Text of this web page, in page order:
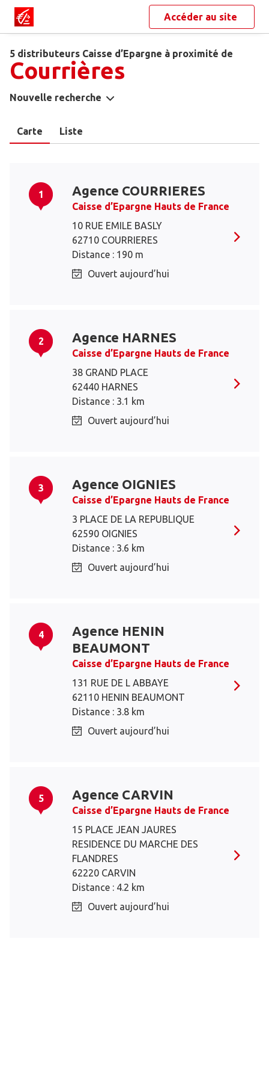
Accéder au site
5 distributeurs Caisse d’Epargne à proximité de
Courrières
Nouvelle recherche
Carte Liste
1 Agence COURRIERES
Caisse d’Epargne Hauts de France
10 RUE EMILE BASLY
62710 COURRIERES
Distance : 190 m
Ouvert aujourd’hui
2 Agence HARNES
Caisse d’Epargne Hauts de France
38 GRAND PLACE
62440 HARNES
Distance : 3.1 km
Ouvert aujourd’hui
3 Agence OIGNIES
Caisse d’Epargne Hauts de France
3 PLACE DE LA REPUBLIQUE
62590 OIGNIES
Distance : 3.6 km
Ouvert aujourd’hui
4
Agence HENIN
BEAUMONT
Caisse d’Epargne Hauts de France
131 RUE DE L ABBAYE
62110 HENIN BEAUMONT
Distance : 3.8 km
Ouvert aujourd’hui
5 Agence CARVIN
Caisse d’Epargne Hauts de France
15 PLACE JEAN JAURES
RESIDENCE DU MARCHE DES
FLANDRES
62220 CARVIN
Distance : 4.2 km
Ouvert aujourd’hui